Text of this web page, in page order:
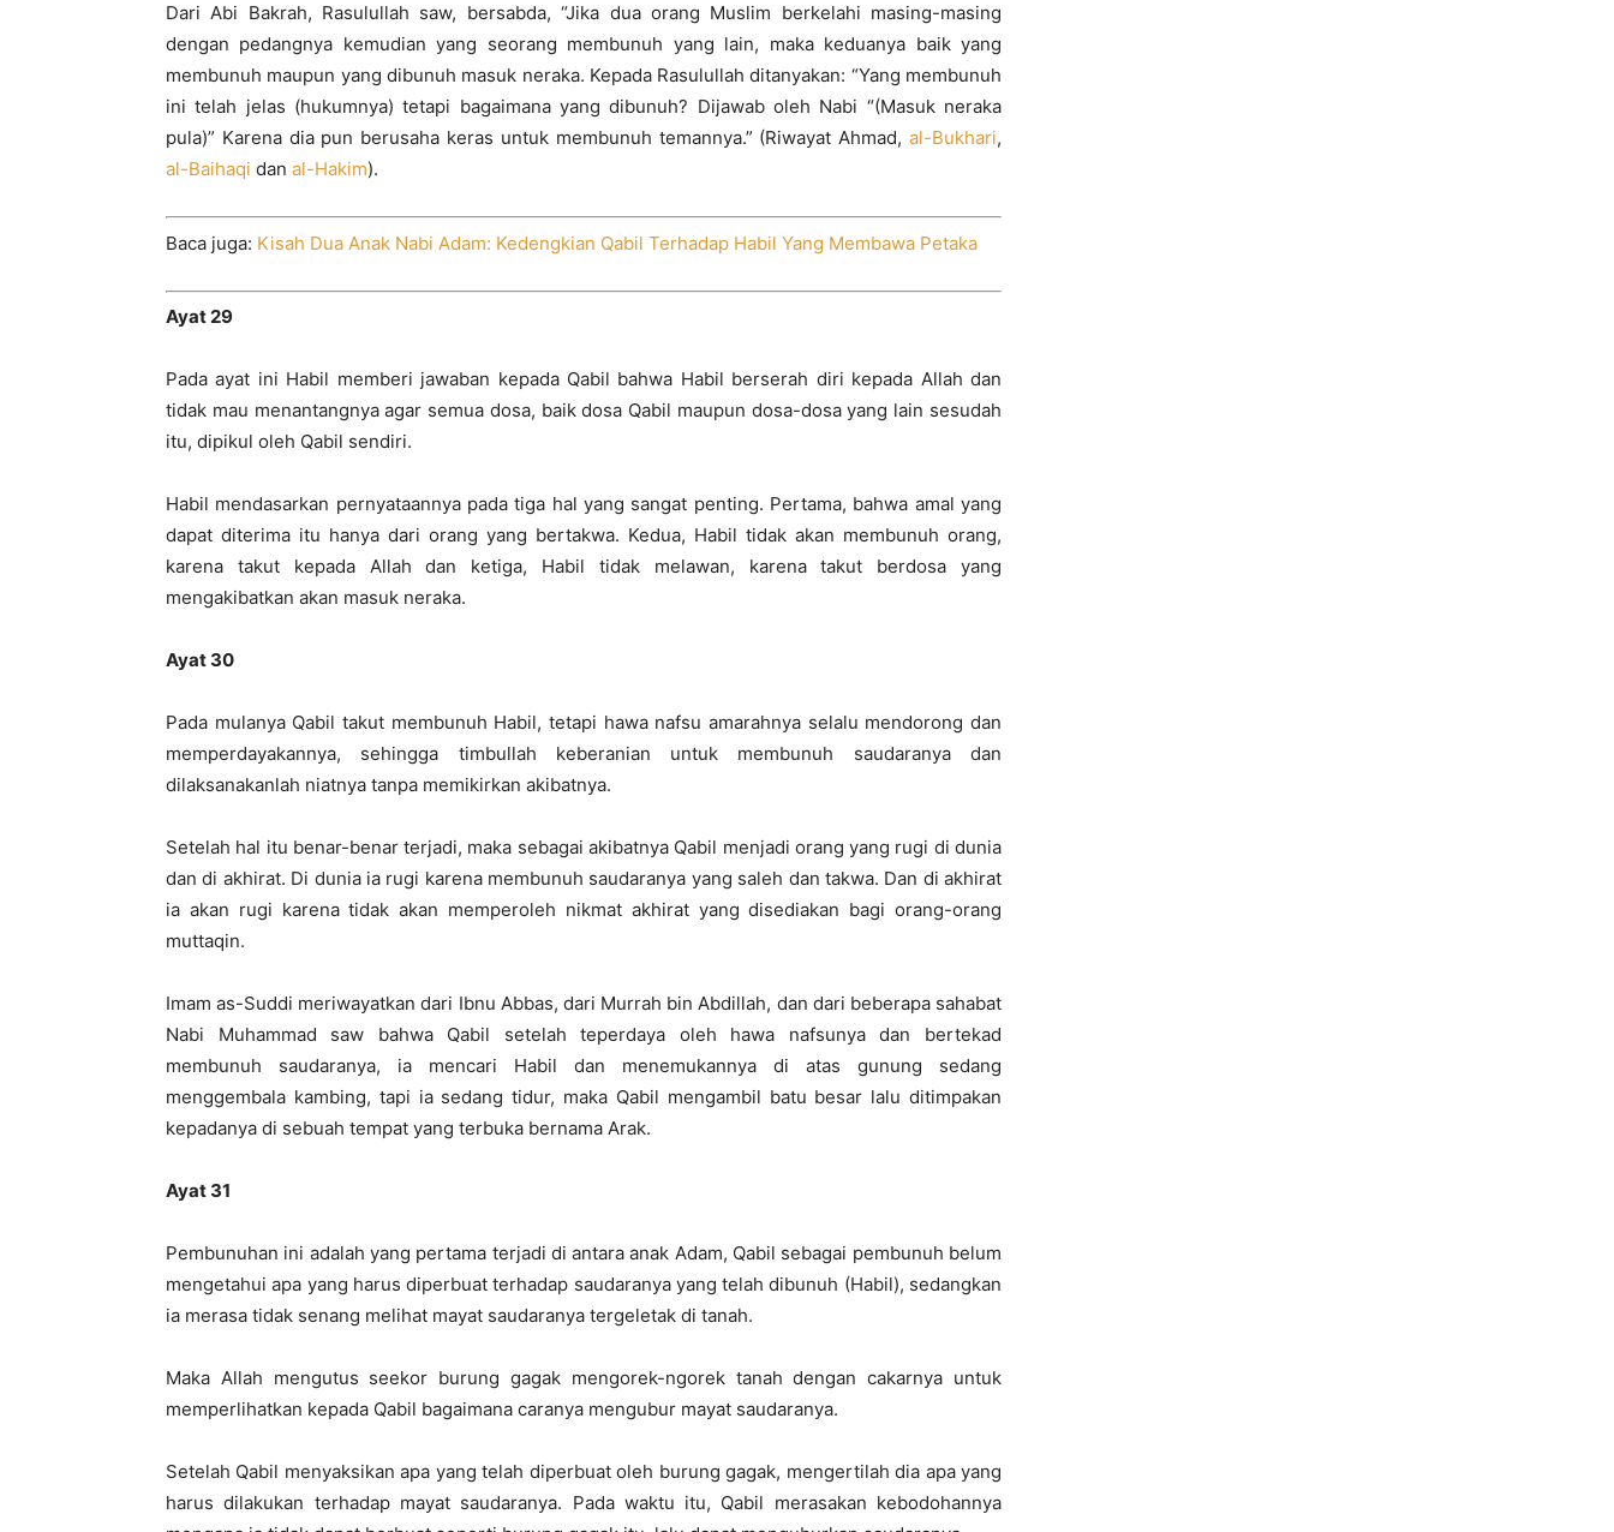
Dari Abi Bakrah, Rasulullah saw, bersabda, “Jika dua orang Muslim berkelahi masing-masing
dengan pedangnya kemudian yang seorang membunuh yang lain, maka keduanya baik yang
membunuh maupun yang dibunuh masuk neraka. Kepada Rasulullah ditanyakan: “Yang membunuh
ini telah jelas (hukumnya) tetapi bagaimana yang dibunuh? Dijawab oleh Nabi “(Masuk neraka
pula)” Karena dia pun berusaha keras untuk membunuh temannya.” (Riwayat Ahmad, al-Bukhari,
al-Baihaqi dan al-Hakim).
Baca juga: Kisah Dua Anak Nabi Adam: Kedengkian Qabil Terhadap Habil Yang Membawa Petaka
Ayat 29
Pada ayat ini Habil memberi jawaban kepada Qabil bahwa Habil berserah diri kepada Allah dan
tidak mau menantangnya agar semua dosa, baik dosa Qabil maupun dosa-dosa yang lain sesudah
itu, dipikul oleh Qabil sendiri.
Habil mendasarkan pernyataannya pada tiga hal yang sangat penting. Pertama, bahwa amal yang
dapat diterima itu hanya dari orang yang bertakwa. Kedua, Habil tidak akan membunuh orang,
karena takut kepada Allah dan ketiga, Habil tidak melawan, karena takut berdosa yang
mengakibatkan akan masuk neraka.
Ayat 30
Pada mulanya Qabil takut membunuh Habil, tetapi hawa nafsu amarahnya selalu mendorong dan
memperdayakannya, sehingga timbullah keberanian untuk membunuh saudaranya dan
dilaksanakanlah niatnya tanpa memikirkan akibatnya.
Setelah hal itu benar-benar terjadi, maka sebagai akibatnya Qabil menjadi orang yang rugi di dunia
dan di akhirat. Di dunia ia rugi karena membunuh saudaranya yang saleh dan takwa. Dan di akhirat
ia akan rugi karena tidak akan memperoleh nikmat akhirat yang disediakan bagi orang-orang
muttaqin.
Imam as-Suddi meriwayatkan dari Ibnu Abbas, dari Murrah bin Abdillah, dan dari beberapa sahabat
Nabi Muhammad saw bahwa Qabil setelah teperdaya oleh hawa nafsunya dan bertekad
membunuh saudaranya, ia mencari Habil dan menemukannya di atas gunung sedang
menggembala kambing, tapi ia sedang tidur, maka Qabil mengambil batu besar lalu ditimpakan
kepadanya di sebuah tempat yang terbuka bernama Arak.
Ayat 31
Pembunuhan ini adalah yang pertama terjadi di antara anak Adam, Qabil sebagai pembunuh belum
mengetahui apa yang harus diperbuat terhadap saudaranya yang telah dibunuh (Habil), sedangkan
ia merasa tidak senang melihat mayat saudaranya tergeletak di tanah.
Maka Allah mengutus seekor burung gagak mengorek-ngorek tanah dengan cakarnya untuk
memperlihatkan kepada Qabil bagaimana caranya mengubur mayat saudaranya.
Setelah Qabil menyaksikan apa yang telah diperbuat oleh burung gagak, mengertilah dia apa yang
harus dilakukan terhadap mayat saudaranya. Pada waktu itu, Qabil merasakan kebodohannya